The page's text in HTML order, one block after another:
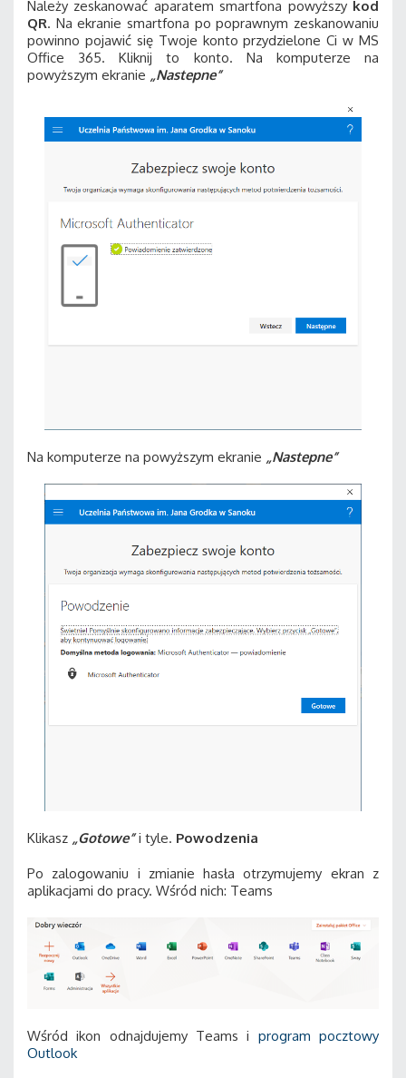
Należy zeskanować aparatem smartfona powyższy kod
QR. Na ekranie smartfona po poprawnym zeskanowaniu
powinno pojawić się Twoje konto przydzielone Ci w MS
Office 365. Kliknij to konto. Na komputerze na
powyższym ekranie „Nastepne”
Na komputerze na powyższym ekranie „Nastepne”
Klikasz „Gotowe”i tyle. Powodzenia
Po zalogowaniu i zmianie hasła otrzymujemy ekran z
aplikacjami do pracy. Wśród nich: Teams
Wśród ikon odnajdujemy Teams i program pocztowy
Outlook